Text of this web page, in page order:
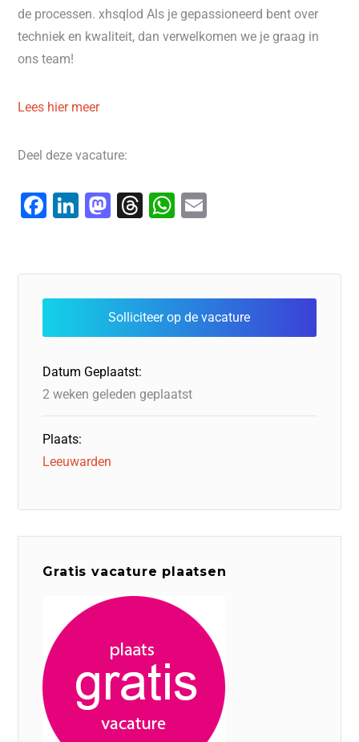
de processen. xhsqlod Als je gepassioneerd bent over
techniek en kwaliteit, dan verwelkomen we je graag in
ons team!
Lees hier meer
Deel deze vacature:
F
e
b
o
o
k
Li
e
dI
n
M
o
d
o
n
T
a
d
s
W
s
A
p
l
Datum Geplaatst:
2 weken geleden geplaatst
Plaats:
Leeuwarden
Gratis vacature plaatsen